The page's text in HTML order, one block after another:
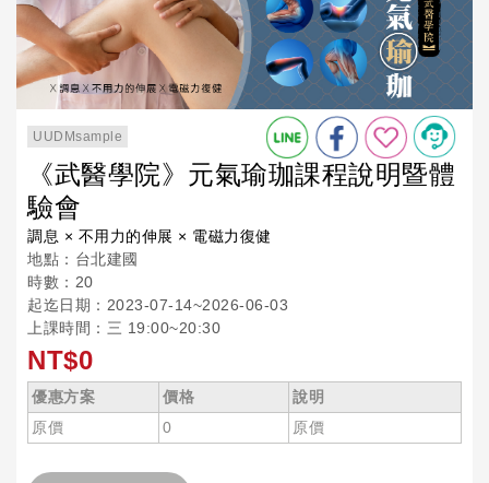
UUDMsample
《武醫學院》元氣瑜珈課程說明暨體
驗會
調息 × 不用力的伸展 × 電磁力復健
地點：台北建國
時數：20
起迄日期：2023-07-14~2026-06-03
上課時間：三 19:00~20:30
NT$0
優惠方案 價格
說明
原價
0 原價